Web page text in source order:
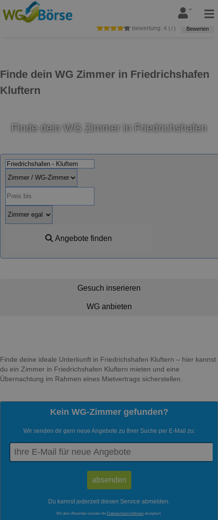
Finde dein WG Zimmer in Friedrichshafen
Kluftern
Bewertung: 4 ( 7) Bewerten
Finde dein WG Zimmer in Friedrichshafen
Angebote finden
Gesuch inserieren
WG anbieten
Finde deine ideale Unterkunft in Friedrichshafen Kluftern – hier kannst
du ein Zimmer in Friedrichshafen Kluftern mieten und eine
Übernachtung im Rahmen eines Mietvertrags sicherstellen.
Kein WG-Zimmer gefunden?
Wir senden dir gern neue Angebote zu Ihrer Suche per E-Mail zu:
Du kannst jederzeit diesen Service abmelden.
Mit dem Absenden werden die Datenschutzrichtlinien akzeptiert.